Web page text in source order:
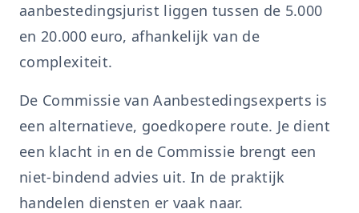
aanbestedingsjurist liggen tussen de 5.000
en 20.000 euro, afhankelijk van de
complexiteit.
De Commissie van Aanbestedingsexperts is
een alternatieve, goedkopere route. Je dient
een klacht in en de Commissie brengt een
niet-bindend advies uit. In de praktijk
handelen diensten er vaak naar.